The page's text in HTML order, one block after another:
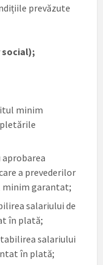
prevăzute
social);
minim
aprobarea
a prevederilor
minim garantat;
salariului de
în plată;
salariului
în plată;